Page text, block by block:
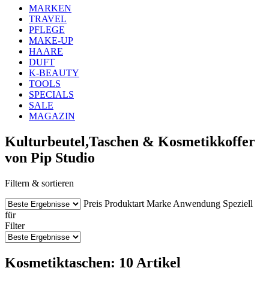
MARKEN
TRAVEL
PFLEGE
MAKE-UP
HAARE
DUFT
K-BEAUTY
TOOLS
SPECIALS
SALE
MAGAZIN
Kulturbeutel,Taschen & Kosmetikkoffer
von Pip Studio
Filtern & sortieren
Preis Produktart Marke Anwendung Speziell
für
Filter
Kosmetiktaschen: 10 Artikel